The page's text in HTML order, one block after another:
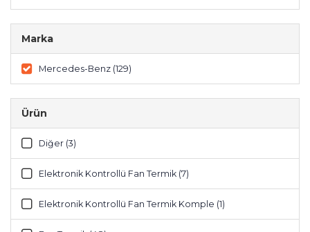
Marka
Mercedes-Benz (129)
Ürün
Diğer (3)
Elektronik Kontrollü Fan Termik (7)
Elektronik Kontrollü Fan Termik Komple (1)